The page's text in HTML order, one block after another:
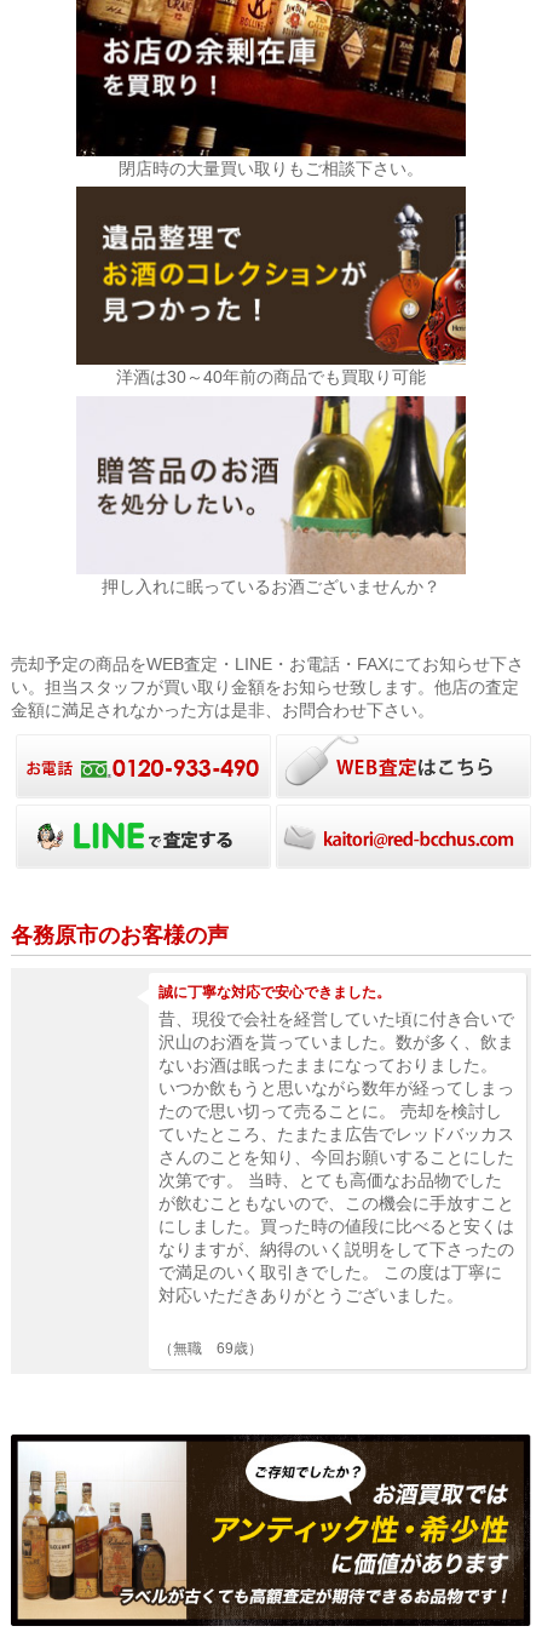
閉店時の大量買い取りもご相談下さい。
洋酒は30～40年前の商品でも買取り可能
押し入れに眠っているお酒ございませんか？
売却予定の商品をWEB査定・LINE・お電話・FAXにてお知らせ下さ
い。担当スタッフが買い取り金額をお知らせ致します。他店の査定
金額に満足されなかった方は是非、お問合わせ下さい。
各務原市のお客様の声
誠に丁寧な対応で安心できました。
昔、現役で会社を経営していた頃に付き合いで
沢山のお酒を貰っていました。数が多く、飲ま
ないお酒は眠ったままになっておりました。
いつか飲もうと思いながら数年が経ってしまっ
たので思い切って売ることに。 売却を検討し
ていたところ、たまたま広告でレッドバッカス
さんのことを知り、今回お願いすることにした
次第です。 当時、とても高価なお品物でした
が飲むこともないので、この機会に手放すこと
にしました。買った時の値段に比べると安くは
なりますが、納得のいく説明をして下さったの
で満足のいく取引きでした。 この度は丁寧に
対応いただきありがとうございました。
（無職 69歳）